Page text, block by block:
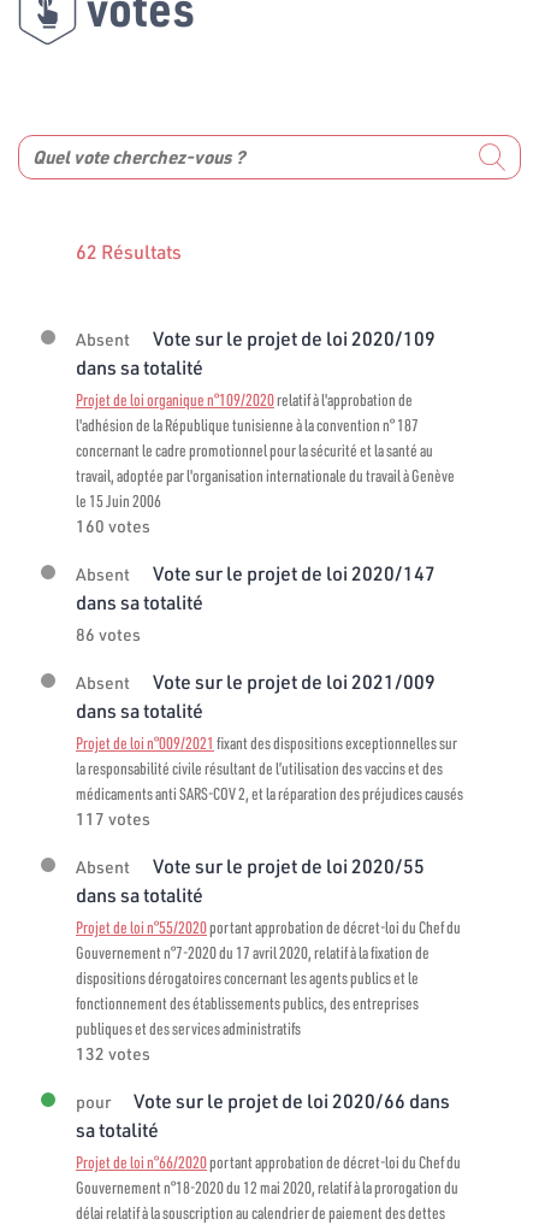
62 Résultats
Absent
Vote sur le projet de loi 2020/109
dans sa totalité
Projet de loi organique n°109/2020relatif à l'approbation de
l'adhésion de la République tunisienne à la convention n° 187
concernant le cadre promotionnel pour la sécurité et la santé au
travail, adoptée par l'organisation internationale du travail à Genève
le 15 Juin 2006
160 votes
Absent
Vote sur le projet de loi 2020/147
dans sa totalité
86 votes
Absent
Vote sur le projet de loi 2021/009
dans sa totalité
Projet de loi n°009/2021 fixant des dispositions exceptionnelles sur
la responsabilité civile résultant de l’utilisation des vaccins et des
médicaments anti SARS-COV 2, et la réparation des préjudices causés
117 votes
Absent
Vote sur le projet de loi 2020/55
dans sa totalité
Projet de loi n°55/2020portant approbation de décret-loi du Chef du
Gouvernement n°7-2020 du 17 avril 2020, relatif à la fixation de
dispositions dérogatoires concernant les agents publics et le
fonctionnement des établissements publics, des entreprises
publiques et des services administratifs
132 votes
pour
Vote sur le projet de loi 2020/66 dans
sa totalité
Projet de loi n°66/2020portant approbation de décret-loi du Chef du
Gouvernement n°18-2020 du 12 mai 2020, relatif à la prorogation du
délai relatif à la souscription au calendrier de paiement des dettes